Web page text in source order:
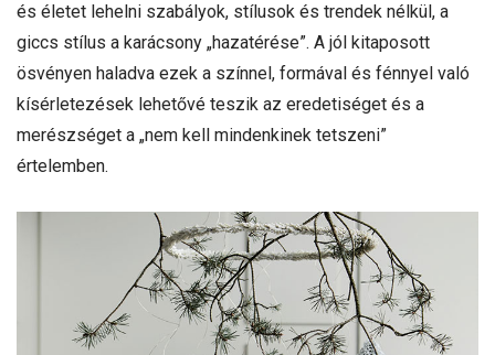
és életet lehelni szabályok, stílusok és trendek nélkül, a
giccs stílus a karácsony „hazatérése”. A jól kitaposott
ösvényen haladva ezek a színnel, formával és fénnyel való
kísérletezések lehetővé teszik az eredetiséget és a
merészséget a „nem kell mindenkinek tetszeni”
értelemben.